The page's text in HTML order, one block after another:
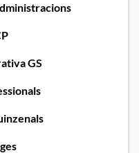
GS